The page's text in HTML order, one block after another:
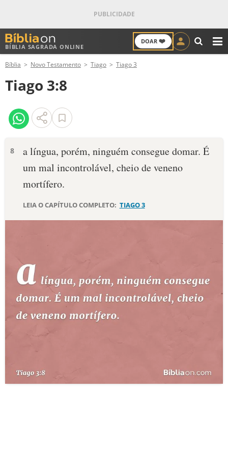
BÍBLIA SAGRADA ONLINE
DOAR ❤️
ANTIGO TESTAMENTO
NOVO TESTAMENTO
VERSÍCULOS
PALAVRA DO DIA
DEVOCIONAL DIÁRIO
ESTUDOS BÍBLICOS
ESBOÇOS DE PREGAÇÃO
TERMO BÍBLICO
Bíblia Novo Testamento Tiago Tiago 3
Tiago 3:8
8
a língua, porém, ninguém consegue domar. É
um mal incontrolável, cheio de veneno
mortífero.
LEIA O CAPÍTULO COMPLETO: TIAGO 3